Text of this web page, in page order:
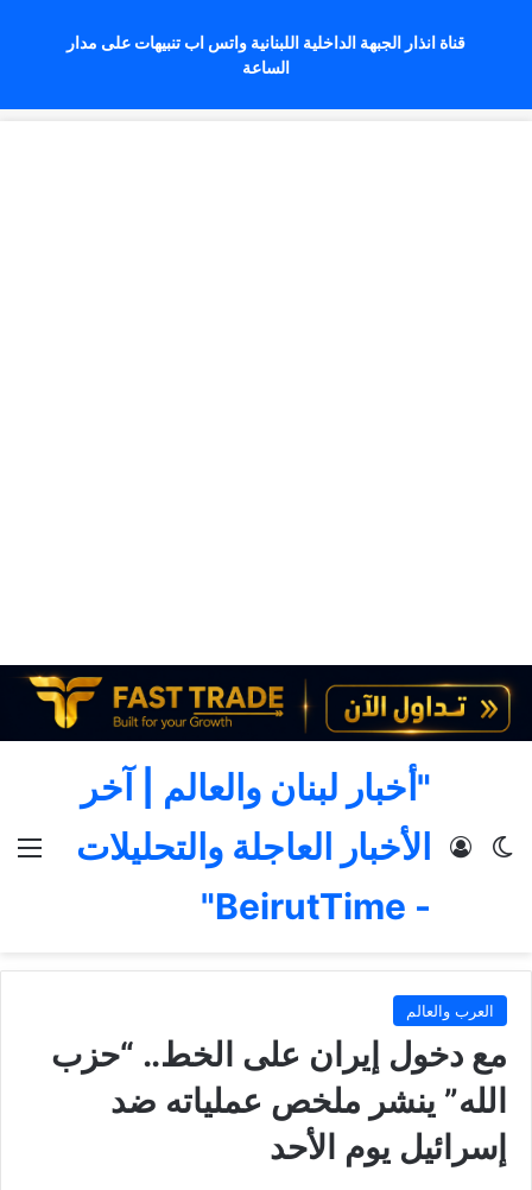
قناة انذار الجبهة الداخلية اللبنانية واتس اب تنبيهات على مدار
الساعة
"أخبار لبنان والعالم | آخر
الأخبار العاجلة والتحليلات
- BeirutTime"
الوضع المظلم
تسجيل الدخول
العرب والعالم
مع دخول إيران على الخط.. “حزب
الله” ينشر ملخص عملياته ضد
إسرائيل يوم الأحد